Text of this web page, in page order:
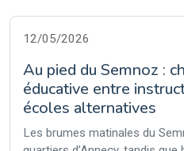
12/05/2026
Au pied du Semnoz :
éducative entre
écoles alternatives
Les brumes matinales du